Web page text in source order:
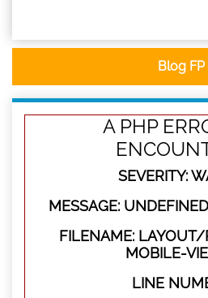
Blog FP
A PHP
SEVERITY:
MESSAGE:
FILENAME: LAYOUT/
MOBILE-
LINE